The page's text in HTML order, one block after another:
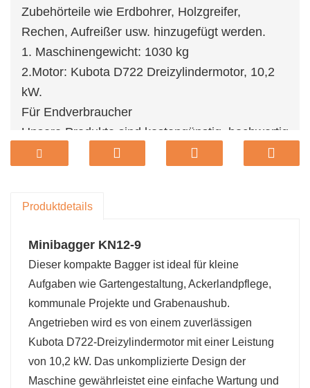
Zubehörteile wie Erdbohrer, Holzgreifer,
Rechen, Aufreißer usw. hinzugefügt werden.
1. Maschinengewicht: 1030 kg
2.Motor: Kubota D722 Dreizylindermotor, 10,2
kW.
Für Endverbraucher
Unsere Produkte sind kostengünstig, hochwertig
verarbeitet und haben eine lange Lebensdauer.
Raupenbagger) kann Ihren Anforderungen
ermöglichen
Für Händler
Während der Produktgarantiezeit bieten wir
Qualitätssicherungsdienste für Ihre Produkte an.
Gleichzeitig machen wir in Ihrem Land kostenlos
Farben und Produktmarken.
Produktdetails
Minibagger KN12-9
Dieser kompakte Bagger ist ideal für kleine
Aufgaben wie Gartengestaltung, Ackerlandpflege,
kommunale Projekte und Grabenaushub.
Angetrieben wird es von einem zuverlässigen
Kubota D722-Dreizylindermotor mit einer Leistung
von 10,2 kW. Das unkomplizierte Design der
Maschine gewährleistet eine einfache Wartung und